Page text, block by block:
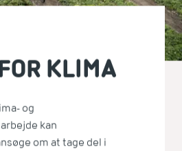
KLIMA
og
kan
om at tage del i